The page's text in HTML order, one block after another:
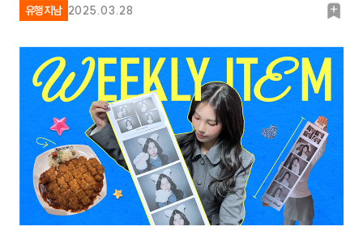
유행지남 2025.03.28
북
크